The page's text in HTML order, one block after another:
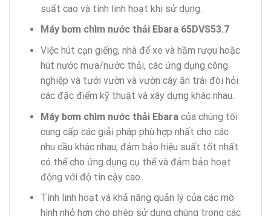
suất cao và tính linh hoạt khi sử dụng.
Máy bơm chìm nước thải Ebara 65DVS53.7
Việc hút cạn giếng, nhà để xe và hầm rượu hoặc
hút nước mưa/nước thải, các ứng dụng công
nghiệp và tưới vườn và vườn cây ăn trái đòi hỏi
các đặc điểm kỹ thuật và xây dựng khác nhau.
Máy bơm chìm nước thải Ebaracủa chúng tôi
cung cấp các giải pháp phù hợp nhất cho các
nhu cầu khác nhau, đảm bảo hiệu suất tốt nhất
có thể cho ứng dụng cụ thể và đảm bảo hoạt
động với độ tin cậy cao.
Tính linh hoạt và khả năng quản lý của các mô
hình nhỏ hơn cho phép sử dụng chúng trong các